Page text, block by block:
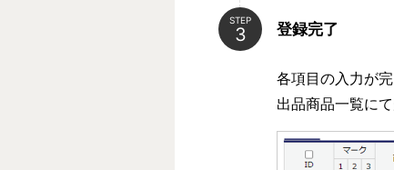
STEP
登録完了
各項目の入力が
出品商品一覧に